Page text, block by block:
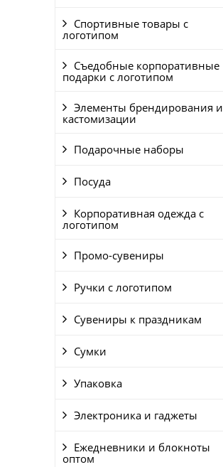
Спортивные товары с
логотипом
Съедобные корпоративные
подарки с логотипом
Элементы брендирования и
кастомизации
Подарочные наборы
Посуда
Корпоративная одежда с
логотипом
Промо-сувениры
Ручки с логотипом
Сувениры к праздникам
Сумки
Упаковка
Электроника и гаджеты
Ежедневники и блокноты
оптом